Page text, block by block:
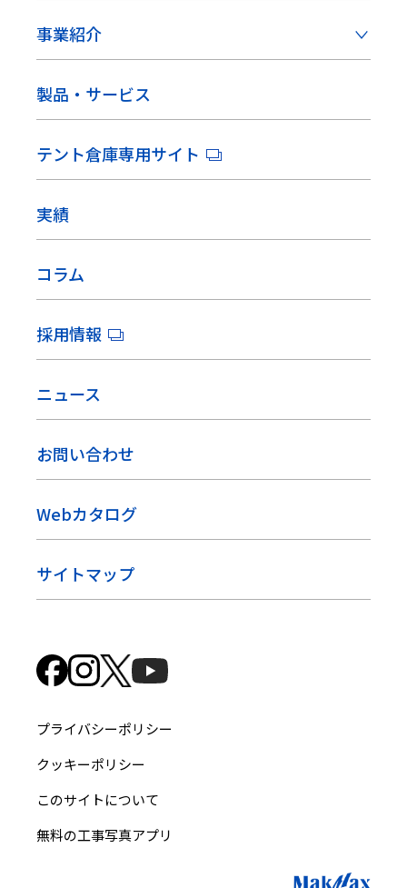
事業紹介
製品・サービス
テント倉庫専用サイト
実績
コラム
採用情報
ニュース
お問い合わせ
Webカタログ
サイトマップ
プライバシーポリシー
クッキーポリシー
このサイトについて
無料の工事写真アプリ